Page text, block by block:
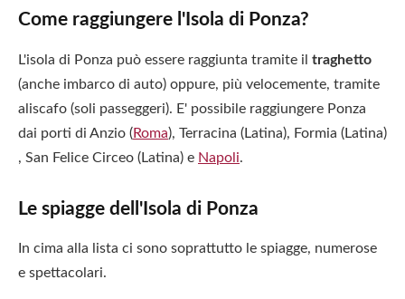
Come raggiungere l'Isola di Ponza?
L'isola di Ponza può essere raggiunta tramite il traghetto
(anche imbarco di auto) oppure, più velocemente, tramite
aliscafo (soli passeggeri). E' possibile raggiungere Ponza
dai porti di Anzio (Roma), Terracina (Latina), Formia (Latina)
, San Felice Circeo (Latina) e Napoli.
Le spiagge dell'Isola di Ponza
In cima alla lista ci sono soprattutto le spiagge, numerose
e spettacolari.